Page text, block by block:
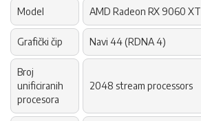
Model AMD Radeon RX 9060 XT
Grafički čip Navi 44 (RDNA 4)
Broj
unificiranih
procesora
2048 stream processors